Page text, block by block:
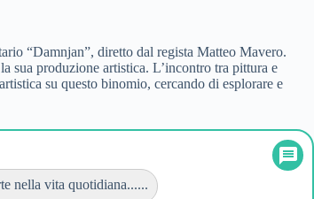
“Damnjan”, diretto dal regista Matteo Mavero.
sua produzione artistica. L’incontro tra pittura e
su questo binomio, cercando di esplorare e
nella vita quotidiana......